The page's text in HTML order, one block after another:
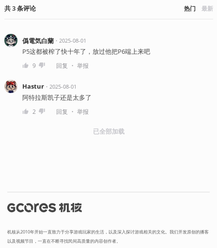
共3条评论 热门 最新
僞電気白蘭・ 2025-08-01
P5这都被榨了快十年了，放过他把P6端上来吧
9 回复 ・ 举报
Hastur・ 2025-08-01
阿特拉斯凯子还是太多了
2 回复 ・ 举报
已全部加载
机核从2010年开始一直致力于分享游戏玩家的生活，以及深入探讨游戏相关的文化。我们开发原创的播客
以及视频节目，一直在不断寻找民间高质量的内容创作者。